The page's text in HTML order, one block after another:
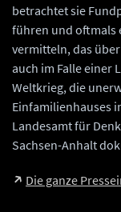
betrachtet sie
führen und oftmals
vermitteln, das
auch im Falle einer
Weltkrieg, die
Einfamilienhauses
Landesamt für
Sachsen-Anhalt
Die ganze